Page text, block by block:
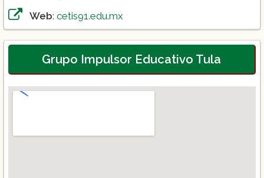
Web: cetis91.edu.mx
Grupo Impulsor Educativo Tula